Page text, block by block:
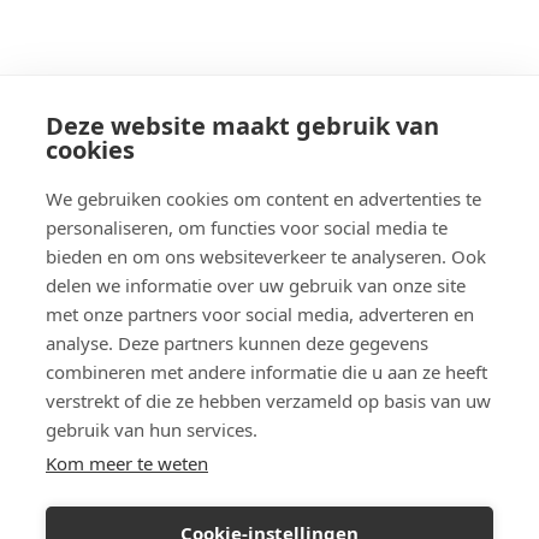
Deze website maakt gebruik van
cookies
We gebruiken cookies om content en advertenties te
personaliseren, om functies voor social media te
bieden en om ons websiteverkeer te analyseren. Ook
delen we informatie over uw gebruik van onze site
met onze partners voor social media, adverteren en
analyse. Deze partners kunnen deze gegevens
combineren met andere informatie die u aan ze heeft
verstrekt of die ze hebben verzameld op basis van uw
gebruik van hun services.
Kom meer te weten
Cookie-instellingen